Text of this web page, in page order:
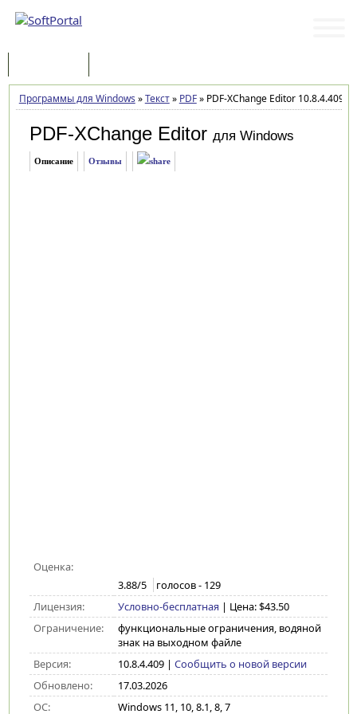
Программы для Windows »Текст» PDF»PDF-XChange Editor 10.8.4.409
PDF-XChange Editor для Windows
Описание Отзывы
Оценка:
3.88/5 голосов - 129
Лицензия:
Условно-бесплатная | Цена: $43.50
Ограничение:
функциональные ограничения, водяной
знак на выходном файле
Версия:
10.8.4.409| Сообщить о новой версии
Обновлено:
17.03.2026
ОС:
Windows 11, 10, 8.1, 8, 7